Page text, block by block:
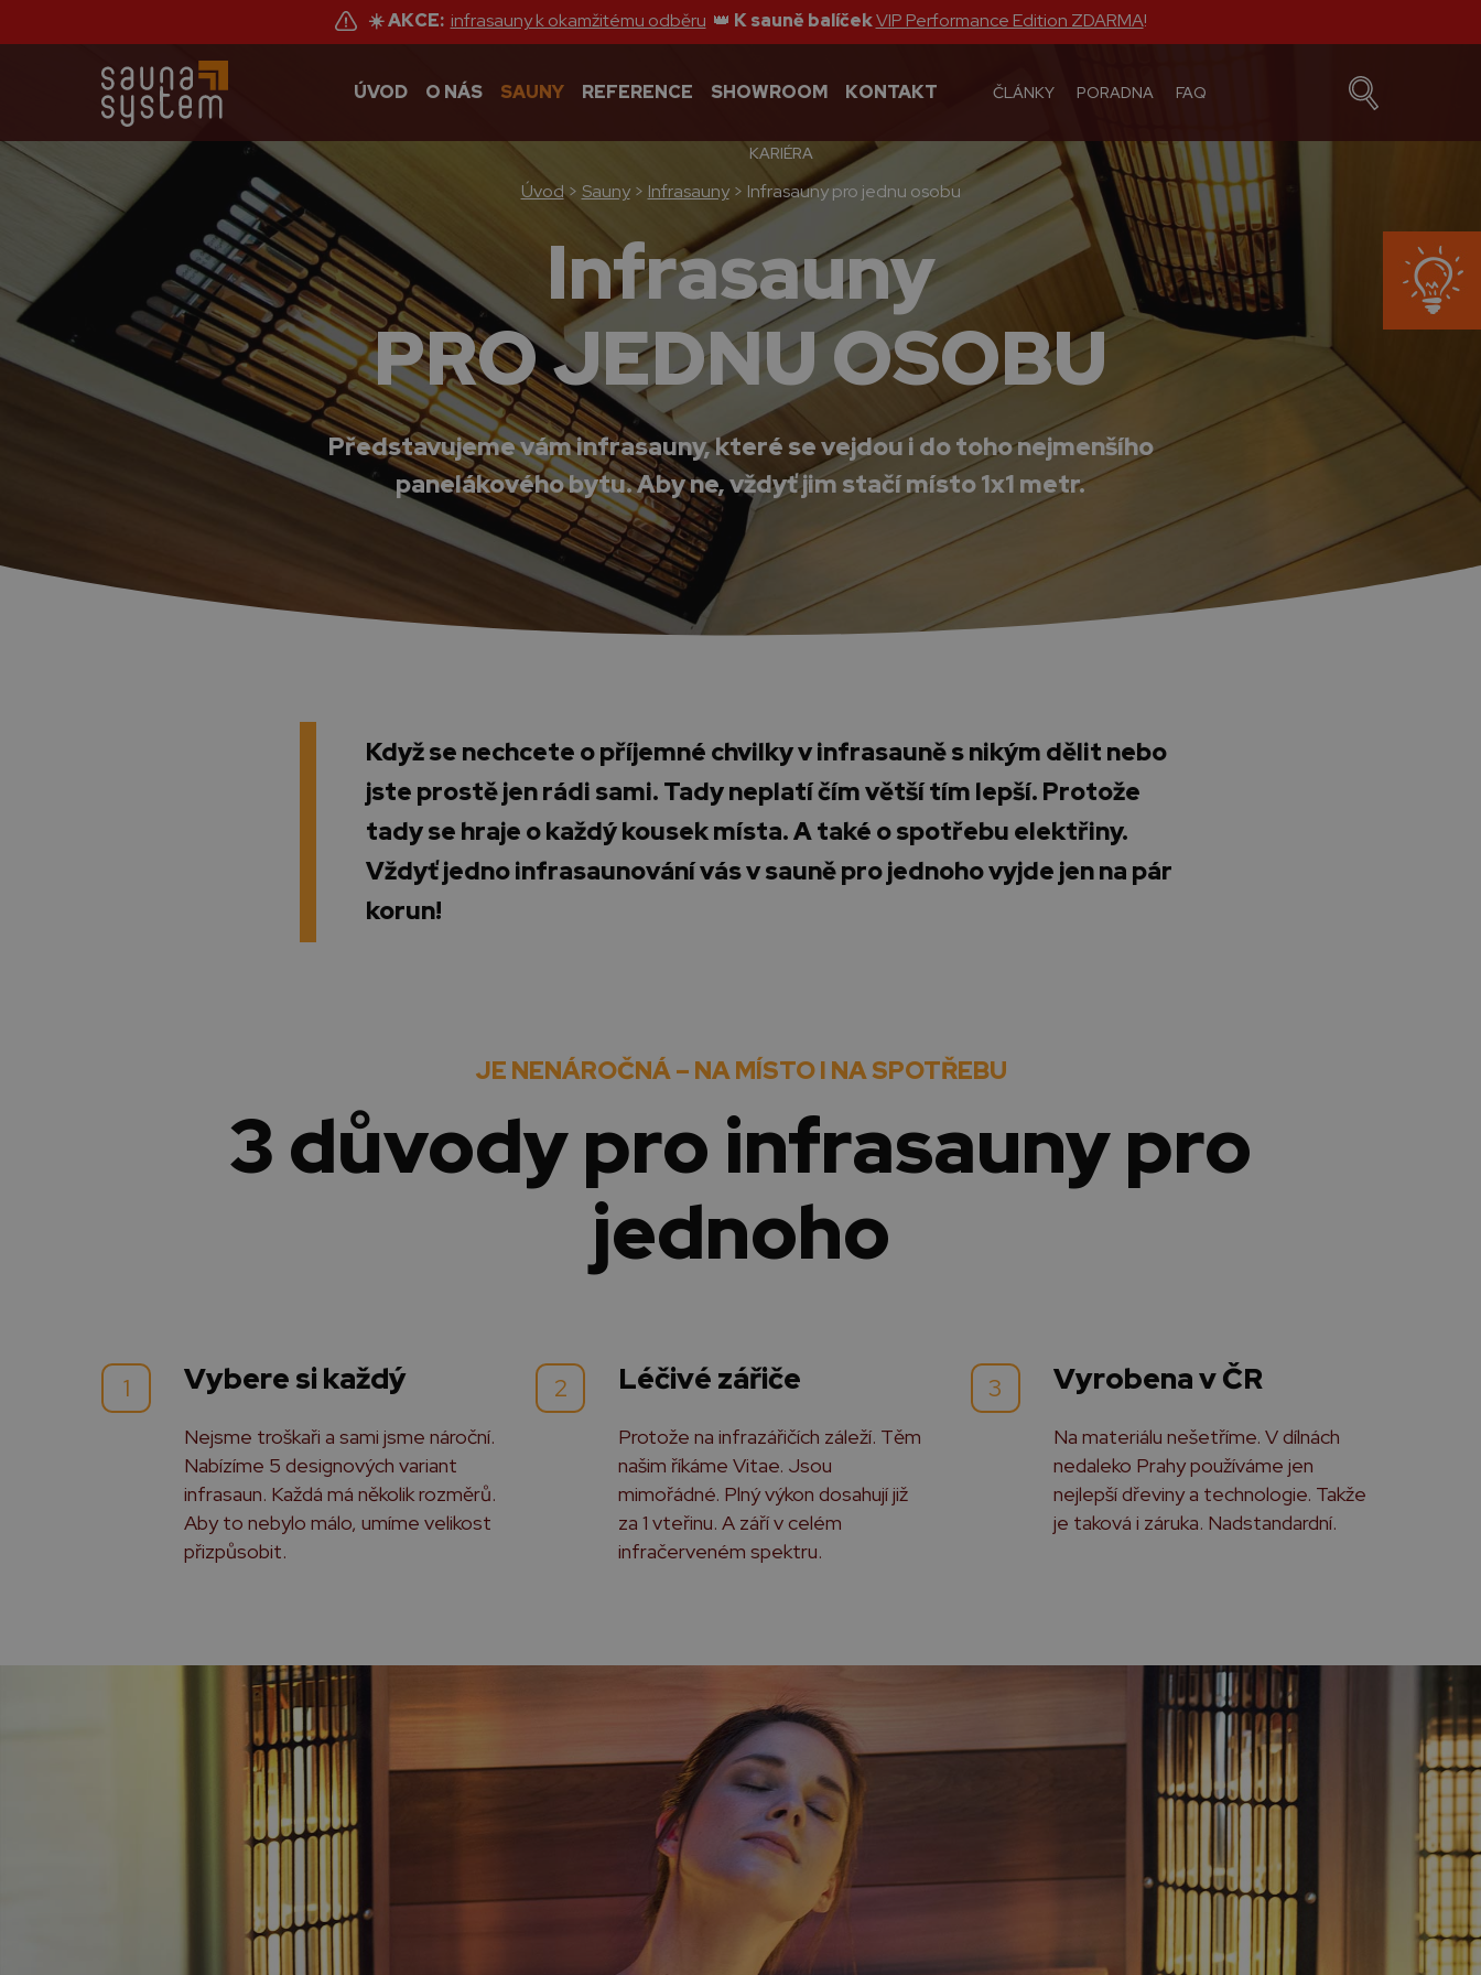
☀️ AKCE: infrasauny k okamžitému odběru 👑 K sauně balíčekVIP Performance Edition ZDARMA!
ÚVOD O NÁS SAUNY REFERENCE SHOWROOM KONTAKT ČLÁNKY PORADNA FAQ
KARIÉRA
Úvod> Sauny> Infrasauny> Infrasauny pro jednu osobu
Infrasauny
PRO JEDNU OSOBU
Představujeme vám infrasauny, které se vejdou i do toho nejmenšího
panelákového bytu. Aby ne, vždyť jim stačí místo 1x1 metr.
Když se nechcete o příjemné chvilky v infrasauně s nikým dělit nebo
jste prostě jen rádi sami. Tady neplatí čím větší tím lepší. Protože
tady se hraje o každý kousek místa. A také o spotřebu elektřiny.
Vždyť jedno infrasaunování vás v sauně pro jednoho vyjde jen na pár
korun!
JE NENÁROČNÁ – NA MÍSTO I NA SPOTŘEBU
3 důvody pro infrasauny pro
jednoho
1 Vybere si každý
Nejsme troškaři a sami jsme nároční.
Nabízíme 5 designových variant
infrasaun. Každá má několik rozměrů.
Aby to nebylo málo, umíme velikost
přizpůsobit.
2 Léčivé zářiče
Protože na infrazářičích záleží. Těm
našim říkáme Vitae. Jsou
mimořádné. Plný výkon dosahují již
za 1 vteřinu. A září v celém
infračerveném spektru.
3 Vyrobena v ČR
Na materiálu nešetříme. V dílnách
nedaleko Prahy používáme jen
nejlepší dřeviny a technologie. Takže
je taková i záruka. Nadstandardní.